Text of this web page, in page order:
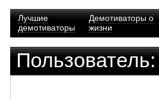
Лучшие
демотиваторы
Демотиваторы о
жизни